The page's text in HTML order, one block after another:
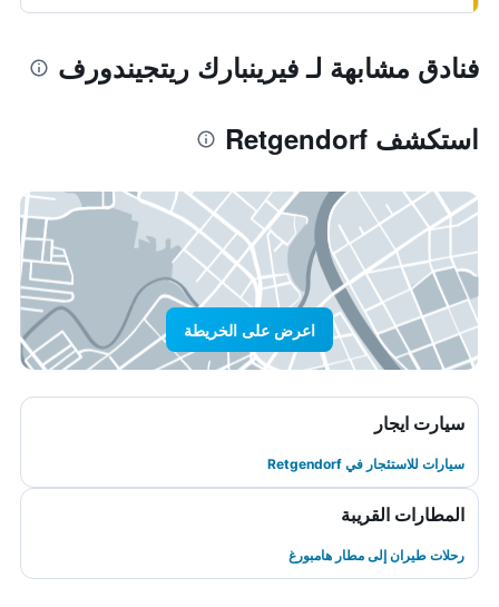
فنادق مشابهة لـ فيرينبارك ريتجيندورف
استكشف Retgendorf
اعرض على الخريطة
سيارت ايجار
سيارات للاستئجار في Retgendorf
المطارات القريبة
رحلات طيران إلى مطار هامبورغ